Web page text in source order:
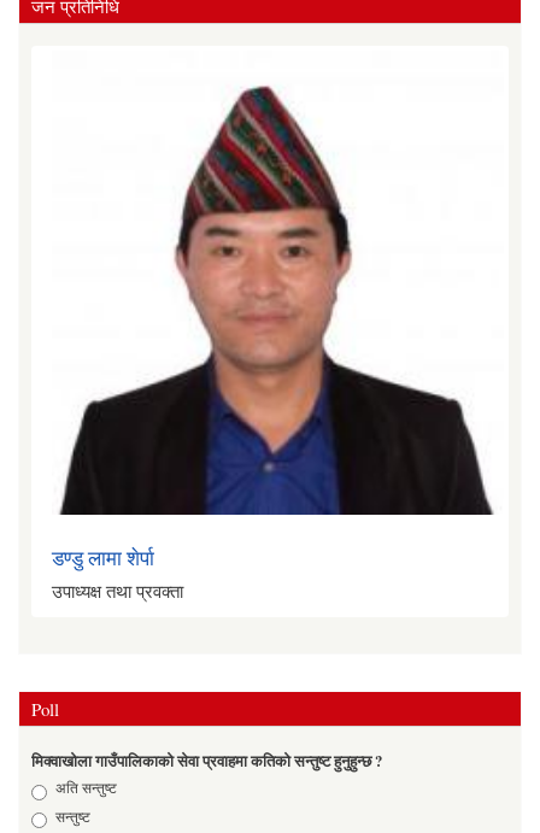
जन प्रतिनिधि
भक्त बहादुर कार्की
डण्डु लामा शेर्पा
उपाध्यक्ष तथा प्रवक्ता
Poll
मिक्वाखोला गाउँपालिकाको सेवा प्रवाहमा कतिको सन्तुष्ट हुनुहुन्छ ?
Choicesअति सन्तुष्ट
सन्तुष्ट